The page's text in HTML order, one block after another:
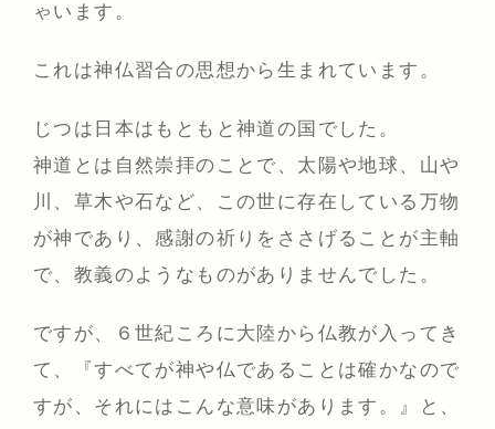
ゃいます。
これは神仏習合の思想から生まれています。
じつは日本はもともと神道の国でした。
神道とは自然崇拝のことで、太陽や地球、山や
川、草木や石など、この世に存在している万物
が神であり、感謝の祈りをささげることが主軸
で、教義のようなものがありませんでした。
ですが、６世紀ころに大陸から仏教が入ってき
て、『すべてが神や仏であることは確かなので
すが、それにはこんな意味があります。』と、